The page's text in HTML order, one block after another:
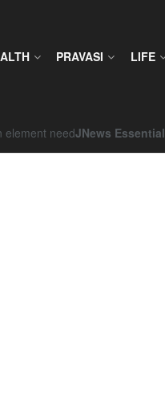
PRAVASI LIFE
element needJNews Essential